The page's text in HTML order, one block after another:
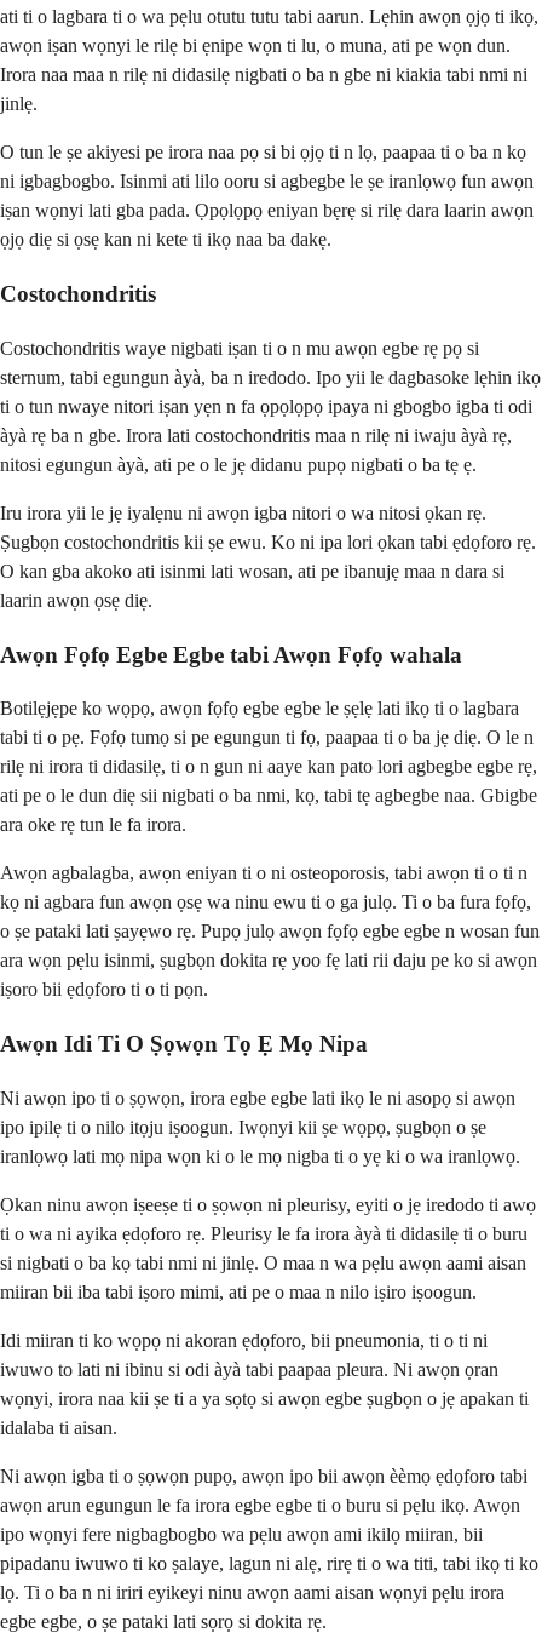
ati ti o lagbara ti o wa pẹlu otutu tutu tabi aarun. Lẹhin awọn ọjọ ti ikọ,
awọn iṣan wọnyi le rilẹ bi ẹnipe wọn ti lu, o muna, ati pe wọn dun.
Irora naa maa n rilẹ ni didasilẹ nigbati o ba n gbe ni kiakia tabi nmi ni
jinlẹ.
O tun le ṣe akiyesi pe irora naa pọ si bi ọjọ ti n lọ, paapaa ti o ba n kọ
ni igbagbogbo. Isinmi ati lilo ooru si agbegbe le ṣe iranlọwọ fun awọn
iṣan wọnyi lati gba pada. Ọpọlọpọ eniyan bẹrẹ si rilẹ dara laarin awọn
ọjọ diẹ si ọsẹ kan ni kete ti ikọ naa ba dakẹ.
Costochondritis
Costochondritis waye nigbati iṣan ti o n mu awọn egbe rẹ pọ si
sternum, tabi egungun àyà, ba n iredodo. Ipo yii le dagbasoke lẹhin ikọ
ti o tun nwaye nitori iṣan yẹn n fa ọpọlọpọ ipaya ni gbogbo igba ti odi
àyà rẹ ba n gbe. Irora lati costochondritis maa n rilẹ ni iwaju àyà rẹ,
nitosi egungun àyà, ati pe o le jẹ didanu pupọ nigbati o ba tẹ ẹ.
Iru irora yii le jẹ iyalẹnu ni awọn igba nitori o wa nitosi ọkan rẹ.
Ṣugbọn costochondritis kii ṣe ewu. Ko ni ipa lori ọkan tabi ẹdọforo rẹ.
O kan gba akoko ati isinmi lati wosan, ati pe ibanujẹ maa n dara si
laarin awọn ọsẹ diẹ.
Awọn Fọfọ Egbe Egbe tabi Awọn Fọfọ wahala
Botilẹjẹpe ko wọpọ, awọn fọfọ egbe egbe le ṣẹlẹ lati ikọ ti o lagbara
tabi ti o pẹ. Fọfọ tumọ si pe egungun ti fọ, paapaa ti o ba jẹ diẹ. O le n
rilẹ ni irora ti didasilẹ, ti o n gun ni aaye kan pato lori agbegbe egbe rẹ,
ati pe o le dun diẹ sii nigbati o ba nmi, kọ, tabi tẹ agbegbe naa. Gbigbe
ara oke rẹ tun le fa irora.
Awọn agbalagba, awọn eniyan ti o ni osteoporosis, tabi awọn ti o ti n
kọ ni agbara fun awọn ọsẹ wa ninu ewu ti o ga julọ. Ti o ba fura fọfọ,
o ṣe pataki lati ṣayẹwo rẹ. Pupọ julọ awọn fọfọ egbe egbe n wosan fun
ara wọn pẹlu isinmi, ṣugbọn dokita rẹ yoo fẹ lati rii daju pe ko si awọn
iṣoro bii ẹdọforo ti o ti pọn.
Awọn Idi Ti O Ṣọwọn Tọ Ẹ Mọ Nipa
Ni awọn ipo ti o ṣọwọn, irora egbe egbe lati ikọ le ni asopọ si awọn
ipo ipilẹ ti o nilo itọju iṣoogun. Iwọnyi kii ṣe wọpọ, ṣugbọn o ṣe
iranlọwọ lati mọ nipa wọn ki o le mọ nigba ti o yẹ ki o wa iranlọwọ.
Ọkan ninu awọn iṣeeṣe ti o ṣọwọn ni pleurisy, eyiti o jẹ iredodo ti awọ
ti o wa ni ayika ẹdọforo rẹ. Pleurisy le fa irora àyà ti didasilẹ ti o buru
si nigbati o ba kọ tabi nmi ni jinlẹ. O maa n wa pẹlu awọn aami aisan
miiran bii iba tabi iṣoro mimi, ati pe o maa n nilo iṣiro iṣoogun.
Idi miiran ti ko wọpọ ni akoran ẹdọforo, bii pneumonia, ti o ti ni
iwuwo to lati ni ibinu si odi àyà tabi paapaa pleura. Ni awọn ọran
wọnyi, irora naa kii ṣe ti a ya sọtọ si awọn egbe ṣugbọn o jẹ apakan ti
idalaba ti aisan.
Ni awọn igba ti o ṣọwọn pupọ, awọn ipo bii awọn èèmọ ẹdọforo tabi
awọn arun egungun le fa irora egbe egbe ti o buru si pẹlu ikọ. Awọn
ipo wọnyi fere nigbagbogbo wa pẹlu awọn ami ikilọ miiran, bii
pipadanu iwuwo ti ko ṣalaye, lagun ni alẹ, rirẹ ti o wa titi, tabi ikọ ti ko
lọ. Ti o ba n ni iriri eyikeyi ninu awọn aami aisan wọnyi pẹlu irora
egbe egbe, o ṣe pataki lati sọrọ si dokita rẹ.